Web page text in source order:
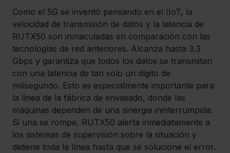
Como el 5G se inventó pensando en el IIoT, la
velocidad de transmisión de datos y la latencia de
RUTX50 son inmaculadas en comparación con las
tecnologías de red anteriores. Alcanza hasta 3,3
Gbps y garantiza que todos los datos se transmitan
con una latencia de tan solo un dígito de
milisegundo. Esto es especialmente importante para
la línea de la fábrica de envasado, donde las
máquinas dependen de una sinergia ininterrumpida.
Si una se rompe, RUTX50 alerta inmediatamente a
los sistemas de supervisión sobre la situación y
detiene toda la línea hasta que se solucione el error.